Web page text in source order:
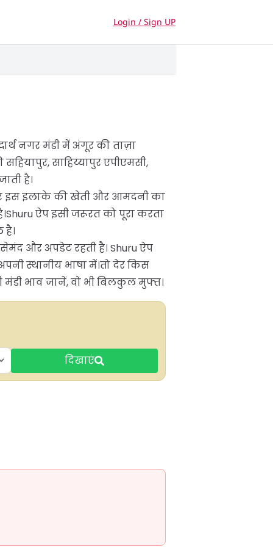
Login / Sign UP
नगर मंडी में अंगूर की ताज़ा
साहिय्यापुर एपीएमसी,
है।
इस इलाके की खेती और आमदनी का
ऐप इसी जरूरत को पूरा करता
है।
और अपडेट रहती है। Shuru ऐप
स्थानीय भाषा में।तो देर किस
भाव जानें, वो भी बिलकुल मुफ्त।
दिखाएं